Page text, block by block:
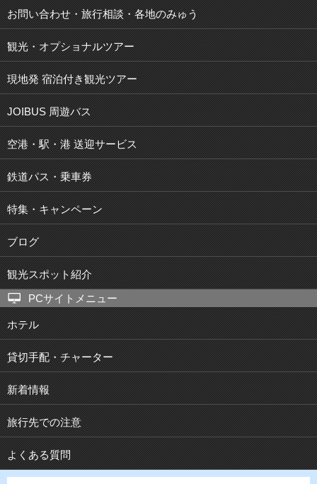
お問い合わせ・旅行相談・各地のみゅう
観光・オプショナルツアー
現地発 宿泊付き観光ツアー
JOIBUS 周遊バス
空港・駅・港 送迎サービス
鉄道パス・乗車券
特集・キャンペーン
ブログ
観光スポット紹介
PCサイトメニュー
ホテル
貸切手配・チャーター
新着情報
旅行先での注意
よくある質問